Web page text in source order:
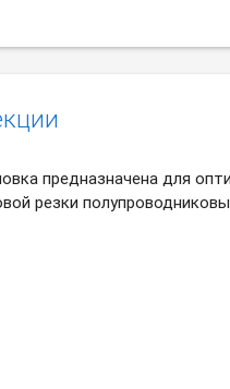
предназначена для
резки